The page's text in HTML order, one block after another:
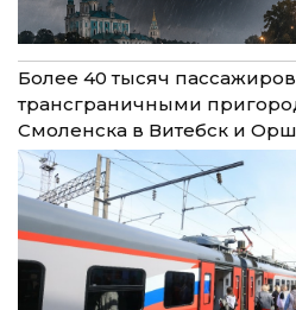
Более 40 тысяч
трансграничными
Смоленска в Витебск и